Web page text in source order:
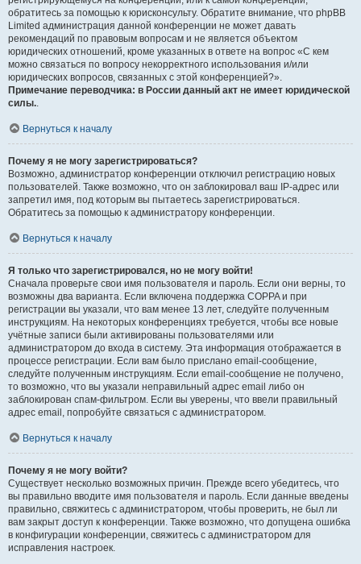
обратитесь за помощью к юрисконсульту. Обратите внимание, что phpBB
Limited администрация данной конференции не может давать
рекомендаций по правовым вопросам и не является объектом
юридических отношений, кроме указанных в ответе на вопрос «С кем
можно связаться по вопросу некорректного использования и/или
юридических вопросов, связанных с этой конференцией?».
Примечание переводчика: в России данный акт не имеет юридической
силы..
Вернуться к началу
Почему я не могу зарегистрироваться?
Возможно, администратор конференции отключил регистрацию новых
пользователей. Также возможно, что он заблокировал ваш IP-адрес или
запретил имя, под которым вы пытаетесь зарегистрироваться.
Обратитесь за помощью к администратору конференции.
Вернуться к началу
Я только что зарегистрировался, но не могу войти!
Сначала проверьте свои имя пользователя и пароль. Если они верны, то
возможны два варианта. Если включена поддержка COPPA и при
регистрации вы указали, что вам менее 13 лет, следуйте полученным
инструкциям. На некоторых конференциях требуется, чтобы все новые
учётные записи были активированы пользователями или
администратором до входа в систему. Эта информация отображается в
процессе регистрации. Если вам было прислано email-сообщение,
следуйте полученным инструкциям. Если email-сообщение не получено,
то возможно, что вы указали неправильный адрес email либо он
заблокирован спам-фильтром. Если вы уверены, что ввели правильный
адрес email, попробуйте связаться с администратором.
Вернуться к началу
Почему я не могу войти?
Существует несколько возможных причин. Прежде всего убедитесь, что
вы правильно вводите имя пользователя и пароль. Если данные введены
правильно, свяжитесь с администратором, чтобы проверить, не был ли
вам закрыт доступ к конференции. Также возможно, что допущена ошибка
в конфигурации конференции, свяжитесь с администратором для
исправления настроек.